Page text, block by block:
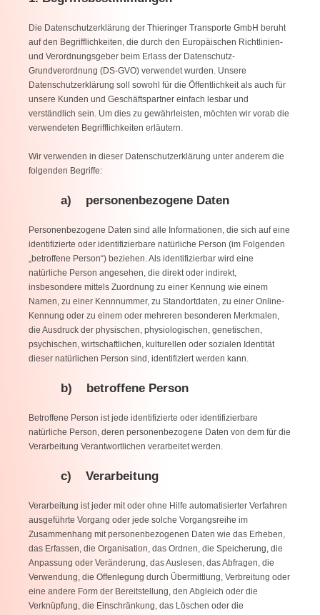
Die Datenschutzerklärung der Thieringer Transporte GmbH beruht
auf den Begrifflichkeiten, die durch den Europäischen Richtlinien-
und Verordnungsgeber beim Erlass der Datenschutz-
Grundverordnung (DS-GVO) verwendet wurden. Unsere
Datenschutzerklärung soll sowohl für die Öffentlichkeit als auch für
unsere Kunden und Geschäftspartner einfach lesbar und
verständlich sein. Um dies zu gewährleisten, möchten wir vorab die
verwendeten Begrifflichkeiten erläutern.
Wir verwenden in dieser Datenschutzerklärung unter anderem die
folgenden Begriffe:
a) personenbezogene Daten
Personenbezogene Daten sind alle Informationen, die sich auf eine
identifizierte oder identifizierbare natürliche Person (im Folgenden
„betroffene Person“) beziehen. Als identifizierbar wird eine
natürliche Person angesehen, die direkt oder indirekt,
insbesondere mittels Zuordnung zu einer Kennung wie einem
Namen, zu einer Kennnummer, zu Standortdaten, zu einer Online-
Kennung oder zu einem oder mehreren besonderen Merkmalen,
die Ausdruck der physischen, physiologischen, genetischen,
psychischen, wirtschaftlichen, kulturellen oder sozialen Identität
dieser natürlichen Person sind, identifiziert werden kann.
b) betroffene Person
Betroffene Person ist jede identifizierte oder identifizierbare
natürliche Person, deren personenbezogene Daten von dem für die
Verarbeitung Verantwortlichen verarbeitet werden.
c) Verarbeitung
Verarbeitung ist jeder mit oder ohne Hilfe automatisierter Verfahren
ausgeführte Vorgang oder jede solche Vorgangsreihe im
Zusammenhang mit personenbezogenen Daten wie das Erheben,
das Erfassen, die Organisation, das Ordnen, die Speicherung, die
Anpassung oder Veränderung, das Auslesen, das Abfragen, die
Verwendung, die Offenlegung durch Übermittlung, Verbreitung oder
eine andere Form der Bereitstellung, den Abgleich oder die
Verknüpfung, die Einschränkung, das Löschen oder die